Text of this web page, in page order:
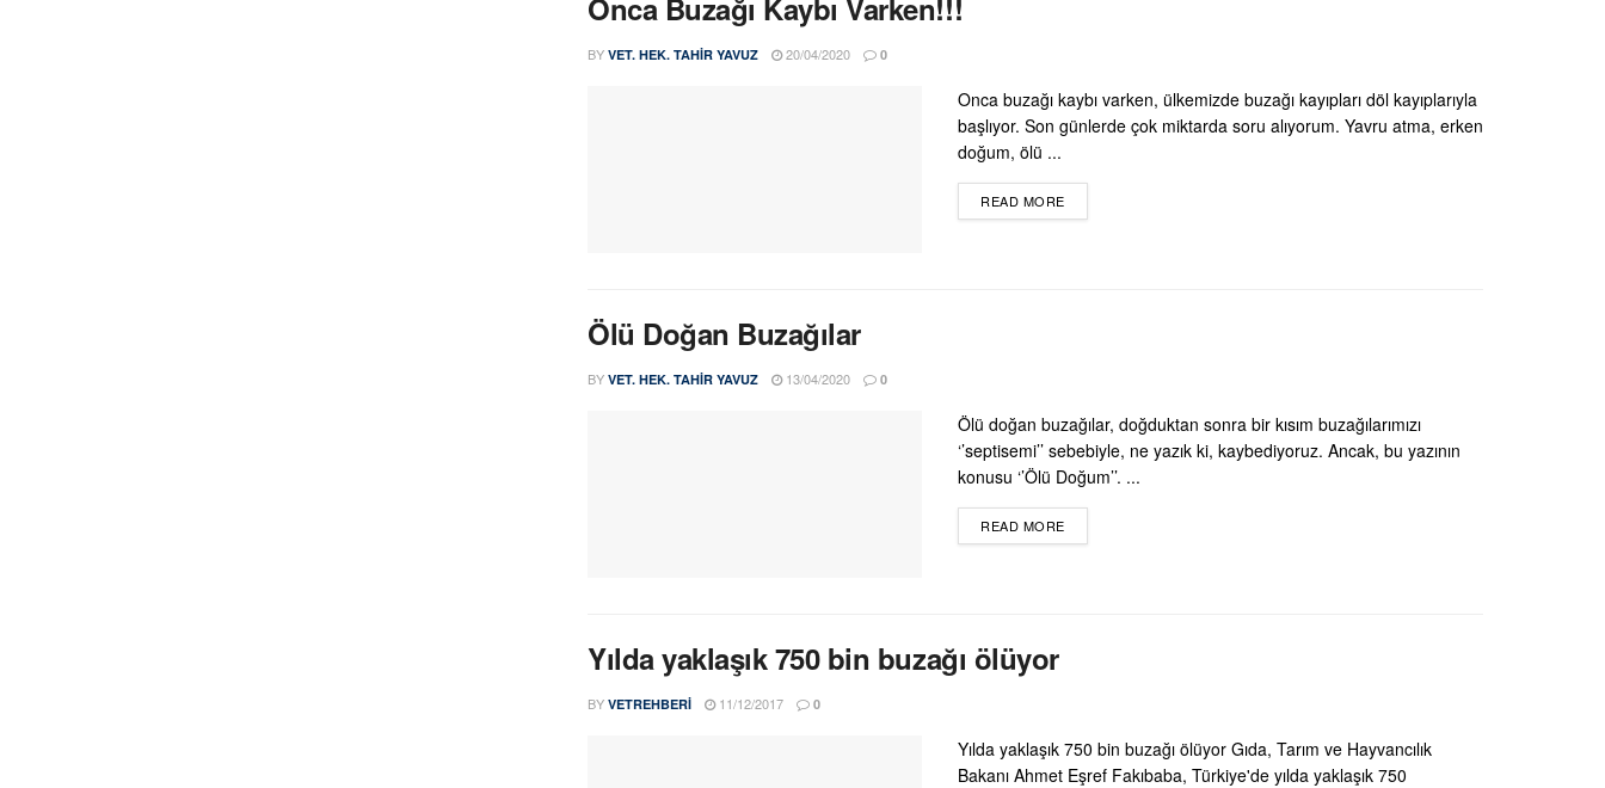
Onca Buzağı Kaybı Varken!!!
BY VET. HEK. TAHIR YAVUZ 20/04/2020 0
Onca buzağı kaybı varken, ülkemizde buzağı kayıpları döl kayıplarıyla
başlıyor. Son günlerde çok miktarda soru alıyorum. Yavru atma, erken
doğum, ölü ...
READ MOREDETAILS
Ölü Doğan Buzağılar
BY VET. HEK. TAHIR YAVUZ 13/04/2020 0
Ölü doğan buzağılar, doğduktan sonra bir kısım buzağılarımızı
‘’septisemi’’ sebebiyle, ne yazık ki, kaybediyoruz. Ancak, bu yazının
konusu ‘’Ölü Doğum’’. ...
READ MOREDETAILS
Yılda yaklaşık 750 bin buzağı ölüyor
BY VETREHBERI 11/12/2017 0
Yılda yaklaşık 750 bin buzağı ölüyor Gıda, Tarım ve Hayvancılık
Bakanı Ahmet Eşref Fakıbaba, Türkiye'de yılda yaklaşık 750